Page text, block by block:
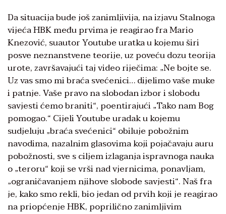
Da situacija bude još zanimljivija, na izjavu Stalnoga
vijeća HBK među prvima je reagirao fra Mario
Knezović, suautor Youtube uratka u kojemu širi
posve neznanstvene teorije, uz poveću dozu teorija
urote, završavajući taj video riječima: „Ne bojte se.
Uz vas smo mi braća svećenici… dijelimo vaše muke
i patnje. Vaše pravo na slobodan izbor i slobodu
savjesti ćemo braniti“, poentirajući „Tako nam Bog
pomogao.“ Cijeli Youtube uradak u kojemu
sudjeluju „braća svećenici“ obiluje pobožnim
navodima, nazalnim glasovima koji pojačavaju auru
pobožnosti, sve s ciljem izlaganja ispravnoga nauka
o „teroru“ koji se vrši nad vjernicima, ponavljam,
„ograničavanjem njihove slobode savjesti“. Naš fra
je, kako smo rekli, bio jedan od prvih koji je reagirao
na priopćenje HBK, poprilično zanimljivim